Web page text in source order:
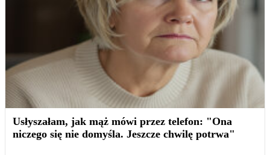
Usłyszałam, jak mąż mówi przez telefon: "Ona
niczego się nie domyśla. Jeszcze chwilę potrwa"